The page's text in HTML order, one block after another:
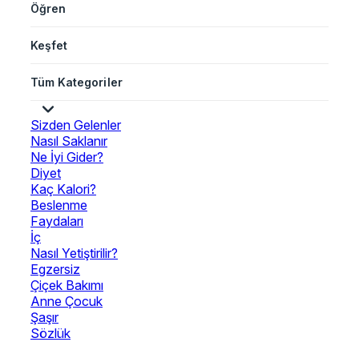
Öğren
Keşfet
Tüm Kategoriler
Sizden Gelenler
Nasıl Saklanır
Ne İyi Gider?
Diyet
Kaç Kalori?
Beslenme
Faydaları
İç
Nasıl Yetiştirilir?
Egzersiz
Çiçek Bakımı
Anne Çocuk
Şaşır
Sözlük